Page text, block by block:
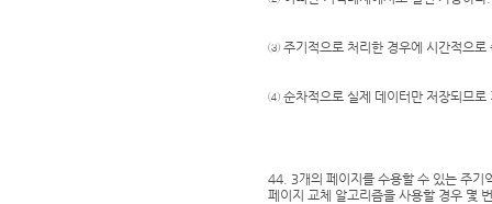
③ 주기적으로 처리한 경우에 시간적으로
④ 순차적으로 실제 데이터만 저장되므로
44. 3개의 페이지를 수용할 수 있는 주기
페이지 교체 알고리즘을 사용할 경우 몇